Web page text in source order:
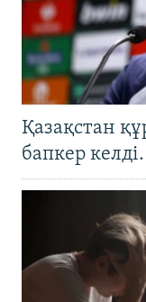
Қазақстан
бапкер